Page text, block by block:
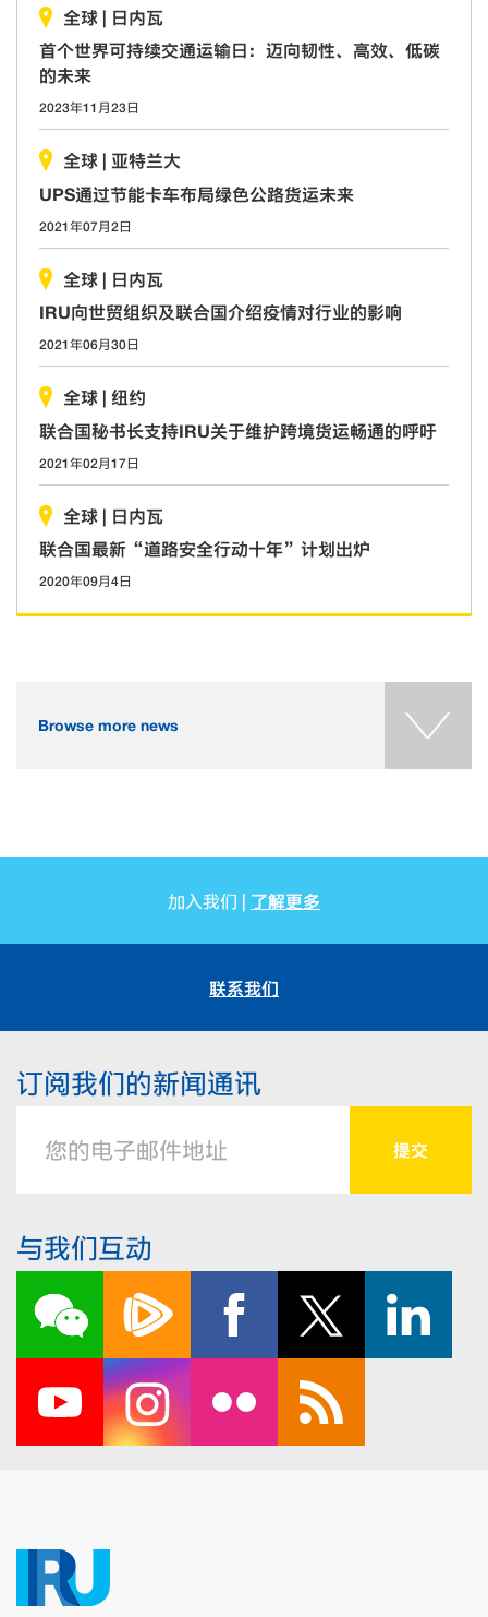
全球 | 日内瓦
首个世界可持续交通运输日：迈向韧性、高效、低碳
的未来
2023年11月23日
全球 | 亚特兰大
UPS通过节能卡车布局绿色公路货运未来
2021年07月2日
全球 | 日内瓦
IRU向世贸组织及联合国介绍疫情对行业的影响
2021年06月30日
全球 | 纽约
联合国秘书长支持IRU关于维护跨境货运畅通的呼吁
2021年02月17日
全球 | 日内瓦
联合国最新“道路安全行动十年”计划出炉
2020年09月4日
Browse more news
加入我们 | 了解更多
联系我们
订阅我们的新闻通讯
与我们互动